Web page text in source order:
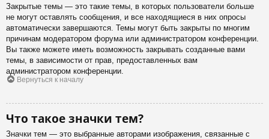
Закрытые темы — это такие темы, в которых пользователи больше
не могут оставлять сообщения, и все находящиеся в них опросы
автоматически завершаются. Темы могут быть закрыты по многим
причинам модератором форума или администратором конференции.
Вы также можете иметь возможность закрывать созданные вами
темы, в зависимости от прав, предоставленных вам
администратором конференции.
Вернуться к началу
Что такое значки тем?
Значки тем — это выбранные авторами изображения, связанные с